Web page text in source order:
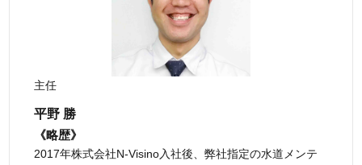
主任
平野 勝
《略歴》
2017年株式会社N-Visino入社後、弊社指定の水道メンテ